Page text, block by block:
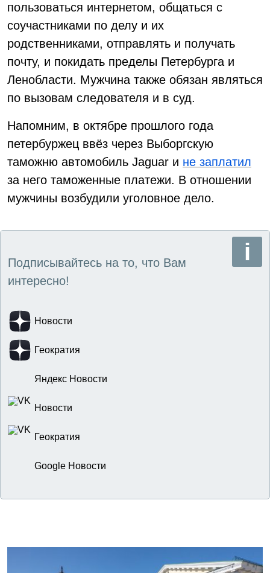
пользоваться интернетом, общаться с
соучастниками по делу и их
родственниками, отправлять и получать
почту, и покидать пределы Петербурга и
Ленобласти. Мужчина также обязан являться
по вызовам следователя и в суд.
Напомним, в октябре прошлого года
петербуржец ввёз через Выборгскую
таможню автомобиль Jaguar и не заплатил
за него таможенные платежи. В отношении
мужчины возбудили уголовное дело.
Подписывайтесь на то, что Вам
интересно!
Новости
Геократия
Яндекс Новости
Новости
Геократия
Google Новости